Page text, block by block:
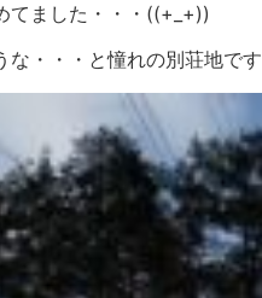
てました・・・((+_+))
な・・・と憧れの別荘地で